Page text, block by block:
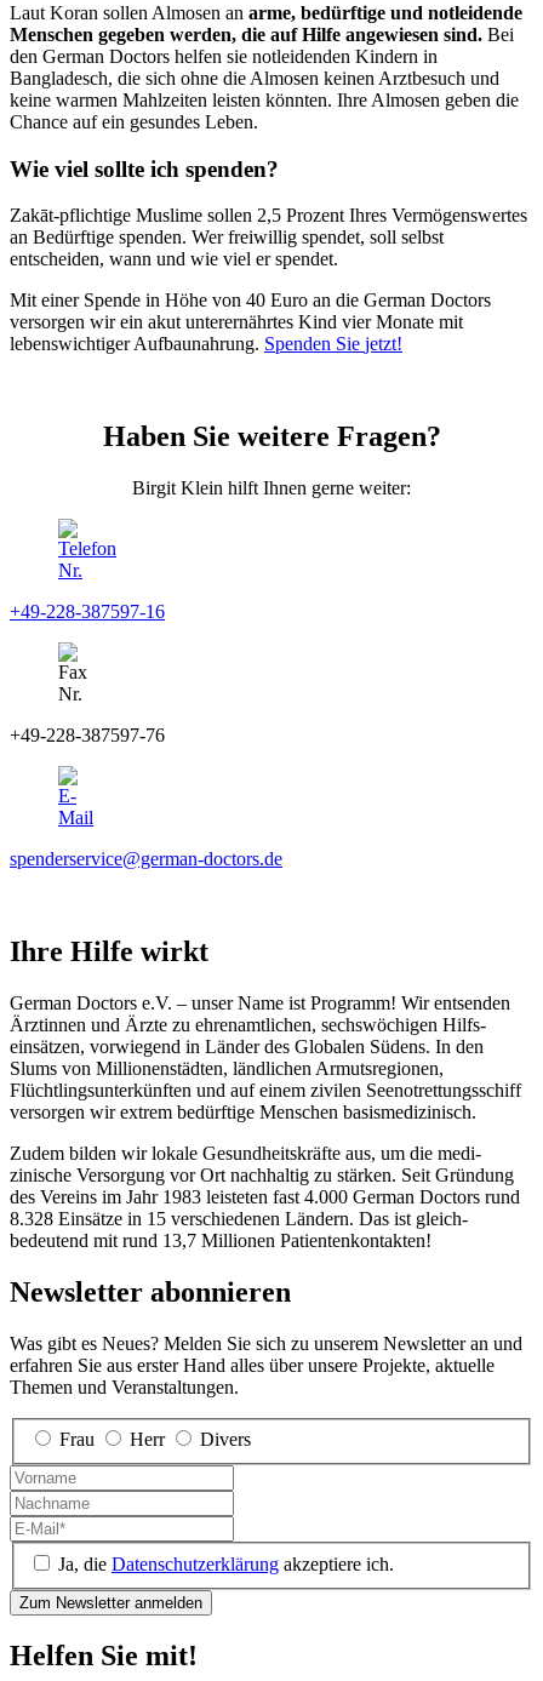
Laut Koran sollen Almosen an arme, bedürftige und notleidende
Menschen gegeben werden, die auf Hilfe angewiesen sind. Bei
den German Doctors helfen sie notleidenden Kindern in
Bangladesch, die sich ohne die Almosen keinen Arztbesuch und
keine warmen Mahlzeiten leisten könnten. Ihre Almosen geben die
Chance auf ein gesundes Leben.
Wie viel sollte ich spenden?
Zakāt-pflichtige Muslime sollen 2,5 Prozent Ihres Vermögenswertes
an Bedürftige spenden. Wer freiwillig spendet, soll selbst
entscheiden, wann und wie viel er spendet.
Mit einer Spende in Höhe von 40 Euro an die German Doctors
versorgen wir ein akut unterernährtes Kind vier Monate mit
lebenswichtiger Aufbaunahrung. Spenden Sie jetzt!
Haben Sie weitere Fragen?
Birgit Klein hilft Ihnen gerne weiter:
+49-228-387597-16
+49-228-387597-76
spenderservice@german-doctors.de
Ihre Hilfe wirkt
German Doctors e.V. – unser Name ist Programm! Wir ent­senden
Ärztinnen und Ärzte zu ehren­amtlichen, sechs­wöchigen Hilfs­
einsätzen, vor­wiegend in Länder des Globalen Südens. In den
Slums von Millionen­städten, länd­lichen Armuts­regionen,
Flüchtlings­unter­künften und auf einem zivilen Seenotrettungsschiff
versorgen wir extrem bedürftige Menschen basismedizinisch.
Zudem bilden wir lokale Gesundheitskräfte aus, um die medi­
zinische Versorgung vor Ort nach­haltig zu stärken. Seit Gründung
des Vereins im Jahr 1983 leisteten fast 4.000 German Doctors rund
8.328 Einsätze in 15 verschiedenen Ländern. Das ist gleich­
bedeutend mit rund 13,7 Millionen Patienten­kontakten!
Newsletter abonnieren
Was gibt es Neues? Melden Sie sich zu unserem Newsletter an und
erfahren Sie aus erster Hand alles über unsere Projekte, aktuelle
Themen und Veranstaltungen.
Frau Herr Divers
Ja, die Datenschutzerklärung akzeptiere ich.
Helfen Sie mit!